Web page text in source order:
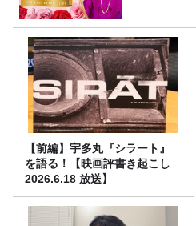
【前編】宇多丸『シラート』
を語る！【映画評書き起こし
2026.6.18 放送】